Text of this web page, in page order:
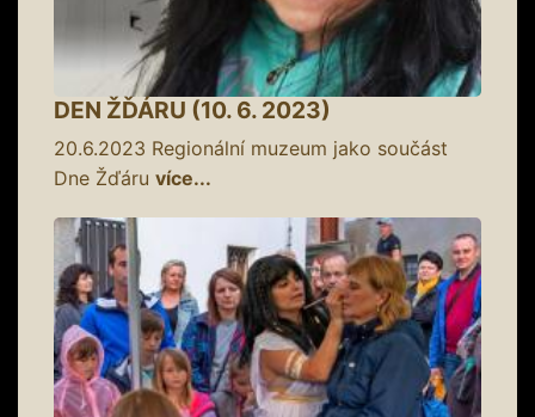
DEN ŽĎÁRU (10. 6. 2023)
20.6.2023 Regionální muzeum jako součást
Dne Žďáru více...